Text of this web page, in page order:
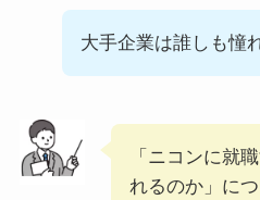
大手企業は誰しも憧
「ニコンに就
れるのか」に